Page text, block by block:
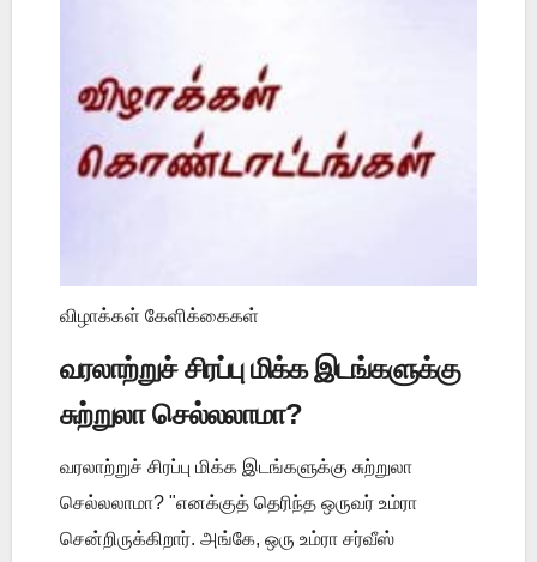
விழாக்கள் கேளிக்கைகள்
வரலாற்றுச் சிரப்பு மிக்க இடங்களுக்கு
சுற்றுலா செல்லலாமா?
வரலாற்றுச் சிரப்பு மிக்க இடங்களுக்கு சுற்றுலா
செல்லலாமா? "எனக்குத் தெரிந்த ஒருவர் உம்ரா
சென்றிருக்கிறார். அங்கே, ஒரு உம்ரா சர்வீஸ்